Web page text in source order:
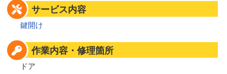
サービス内容
鍵開け
作業内容・修理箇所
ドア